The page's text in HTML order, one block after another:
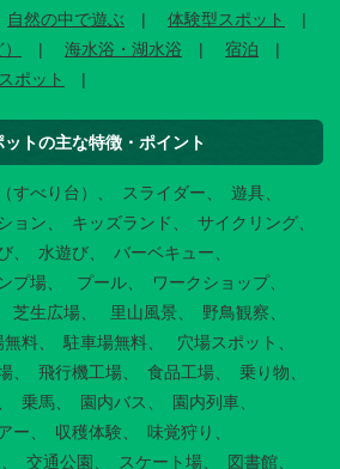
自然の中で遊ぶ
体験型スポット
海水浴・湖水浴
宿泊
ポット
トの主な特徴・ポイント
すべり台） スライダー
遊具
ョン キッズランド
サイクリング
水遊び
バーベキュー
プ場 プール
ワークショップ
芝生広場 里山風景
野鳥観察
無料 駐車場無料
穴場スポット
飛行機工場 食品工場
乗り物
乗馬 園内バス
園内列車
ー 収穫体験
味覚狩り
交通公園 スケート場 図書館